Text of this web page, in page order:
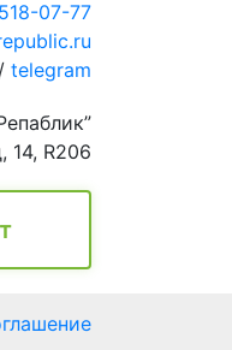
07-77
/ telegram
14, R206